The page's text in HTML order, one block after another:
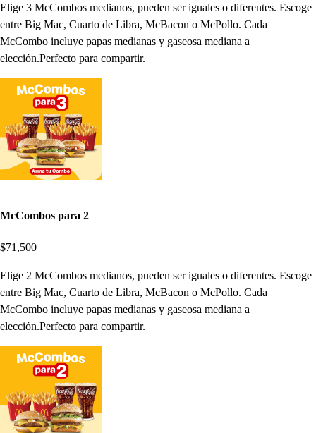
Elige 3 McCombos medianos, pueden ser iguales o diferentes. Escoge
entre Big Mac, Cuarto de Libra, McBacon o McPollo. Cada
McCombo incluye papas medianas y gaseosa mediana a
elección.Perfecto para compartir.
McCombos para 2
$71,500
Elige 2 McCombos medianos, pueden ser iguales o diferentes. Escoge
entre Big Mac, Cuarto de Libra, McBacon o McPollo. Cada
McCombo incluye papas medianas y gaseosa mediana a
elección.Perfecto para compartir.